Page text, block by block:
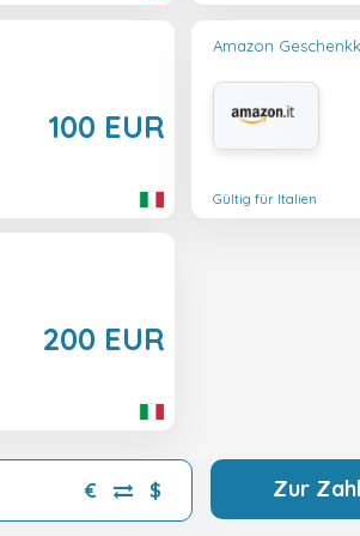
100 EUR
Amazon
Gültig für Italien
200 EUR
€ $ Zur